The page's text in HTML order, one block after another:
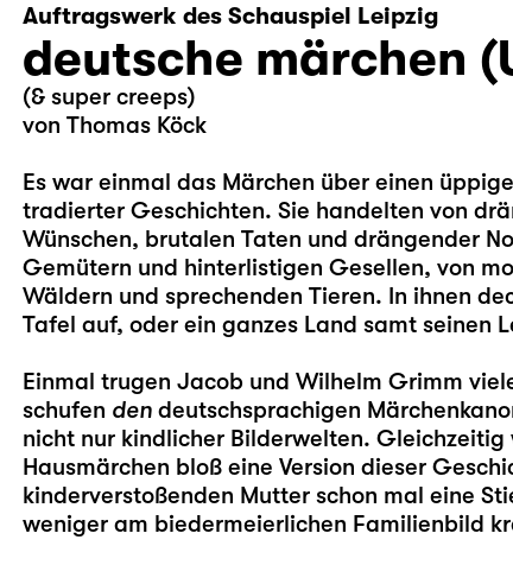
Auftragswerk des Schauspiel Leipzig
deutsche märchen
(& super creeps)
von Thomas Köck
Es war einmal das Märchen über einen
tradierter Geschichten. Sie handelten von
Wünschen, brutalen Taten und drängender
Gemütern und hinterlistigen Gesellen, von
Wäldern und sprechenden Tieren. In ihnen
Tafel auf, oder ein ganzes Land samt seinen
Einmal trugen Jacob und Wilhelm Grimm
schufen dendeutschsprachigen
nicht nur kindlicher Bilderwelten.
Hausmärchen bloß eine Version dieser
kinderverstoßenden Mutter schon mal eine
weniger am biedermeierlichen Familienbild